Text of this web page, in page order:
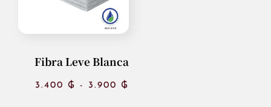
Fibra Leve Blanca
3.400 ₲ - 3.900 ₲